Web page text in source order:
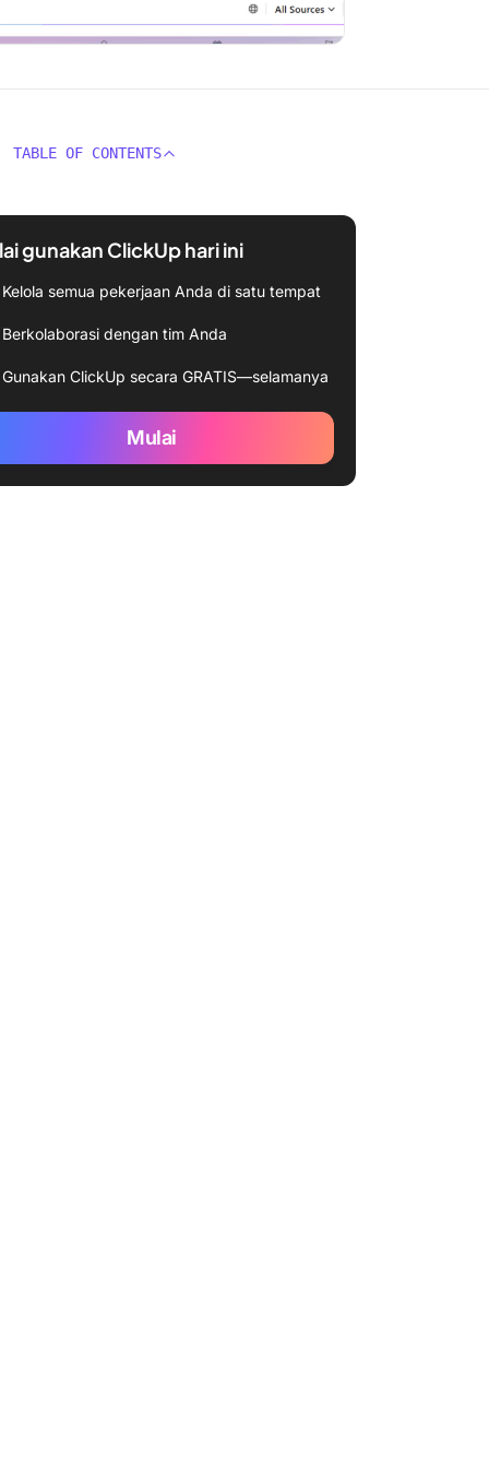
TABLE OF CONTENTS
gunakan ClickUp hari ini
Kelola semua pekerjaan Anda di satu tempat
Berkolaborasi dengan tim Anda
Gunakan ClickUp secara GRATIS—selamanya
Mulai